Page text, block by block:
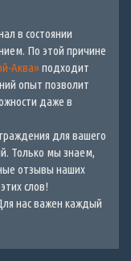
в состоянии
По этой причине
Аква»подходит
опыт позволит
даже в
для вашего
Только мы знаем,
отзывы наших
слов!
нас важен каждый